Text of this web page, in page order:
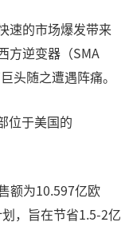
速的市场爆发带来
方逆变器（SMA
头随之遭遇阵痛。
位于美国的
额为10.597亿欧
，旨在节省1.5-2亿